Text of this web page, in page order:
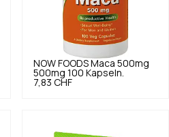
NOW FOODS Maca 500mg
500mg 100 Kapseln.
7,83 CHF